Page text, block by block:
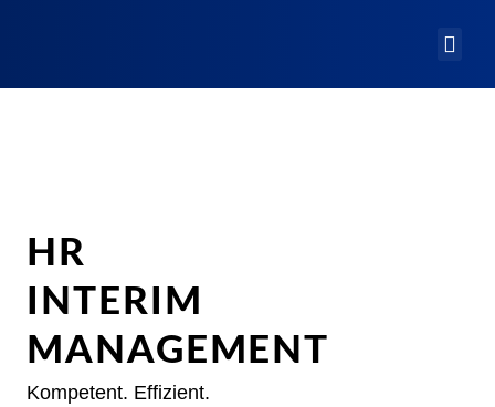
HR
INTERIM
MANAGEMENT
Kompetent. Effizient.